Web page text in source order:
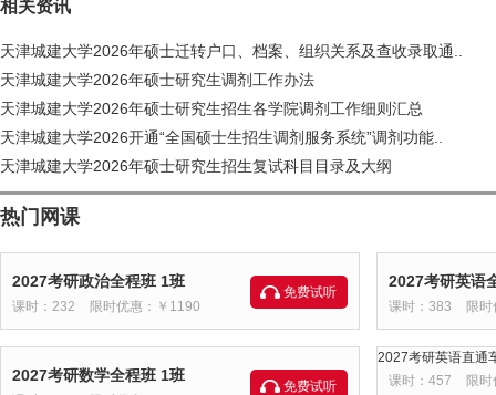
相关资讯
天津城建大学2026年硕士迁转户口、档案、组织关系及查收录取通..
天津城建大学2026年硕士研究生调剂工作办法
天津城建大学2026年硕士研究生招生各学院调剂工作细则汇总
天津城建大学2026开通“全国硕士生招生调剂服务系统”调剂功能..
天津城建大学2026年硕士研究生招生复试科目目录及大纲
热门网课
2027考研政治全程班 1班
课时：232 限时优惠：￥1190
免费试听
2027考研英语
课时：383 限
2027考研数学全程班 1班
免费试听
2027考研英语直通
课时：457
限